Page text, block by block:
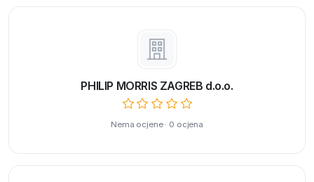
PHILIP MORRIS ZAGREB d.o.o.
Nema ocjene · 0 ocjena